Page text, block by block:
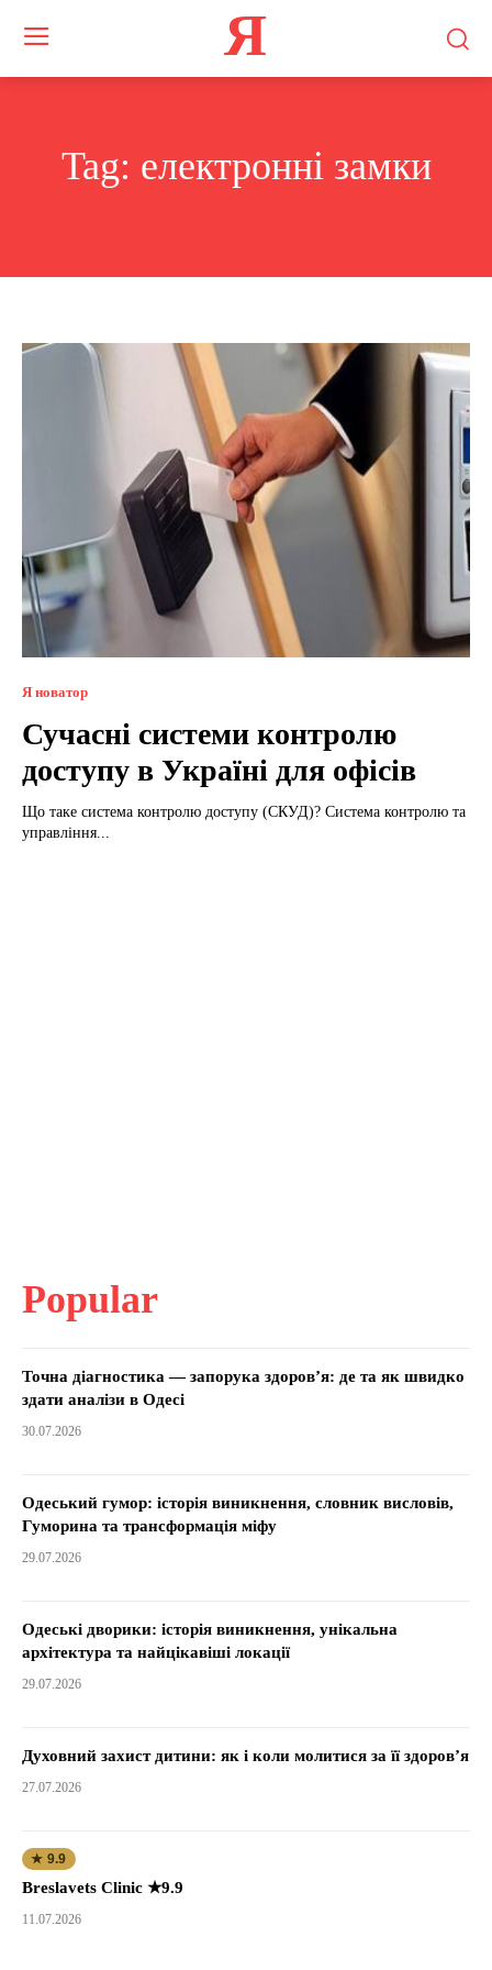
Я
Tag: електронні замки
Я новатор
Сучасні системи контролю
доступу в Україні для офісів
Що таке система контролю доступу (СКУД)? Система контролю та
управління...
Popular
Точна діагностика — запорука здоров’я: де та як швидко
здати аналізи в Одесі
30.07.2026
Одеський гумор: історія виникнення, словник висловів,
Гуморина та трансформація міфу
29.07.2026
Одеські дворики: історія виникнення, унікальна
архітектура та найцікавіші локації
29.07.2026
Духовний захист дитини: як і коли молитися за її здоров’я
27.07.2026
★ 9.9
Breslavets Clinic ★9.9
11.07.2026